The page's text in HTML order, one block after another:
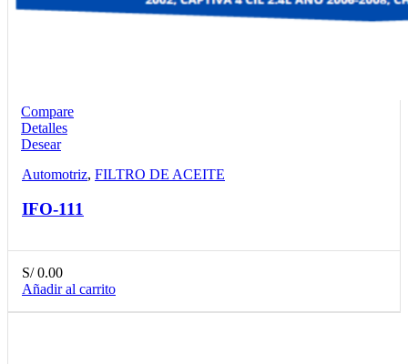
Compare
Detalles
Desear
Automotriz, FILTRO DE ACEITE
IFO-111
S/0.00
Añadir al carrito